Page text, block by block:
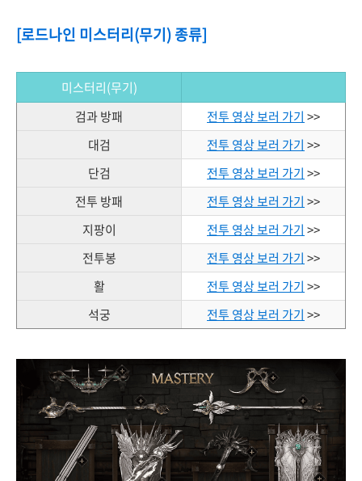
[로드나인 미스터리(무기) 종류]
미스터리(무기)
검과 방패
전투 영상 보러 가기 >>
대검
전투 영상 보러 가기 >>
단검
전투 영상 보러 가기 >>
전투 방패
전투 영상 보러 가기 >>
지팡이
전투 영상 보러 가기 >>
전투봉
전투 영상 보러 가기 >>
활
전투 영상 보러 가기 >>
석궁
전투 영상 보러 가기 >>